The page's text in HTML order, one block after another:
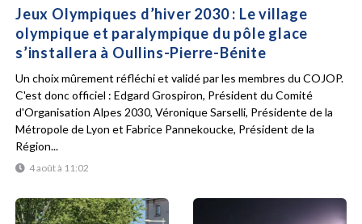
Jeux Olympiques d’hiver 2030 : Le village
olympique et paralympique du pôle glace
s’installera à Oullins-Pierre-Bénite
4 août à 11:02
Un choix mûrement réfléchi et validé par les membres du COJOP.
C'est donc officiel : Edgard Grospiron, Président du Comité
d'Organisation Alpes 2030, Véronique Sarselli, Présidente de la
Métropole de Lyon et Fabrice Pannekoucke, Président de la
Région...